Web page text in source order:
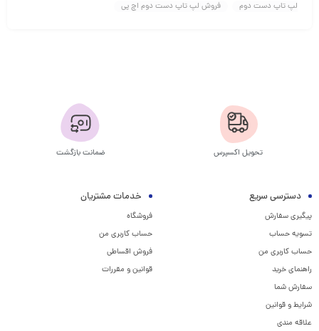
لپ تاپ دست دوم
فروش لپ تاپ دست دوم اچ پی
تحویل اکسپرس ضمانت بازگشت
دسترسی سریع
پیگیری سفارش
تسویه حساب
حساب کاربری من
راهنمای خرید
سفارش شما
شرایط و قوانین
علاقه مندی
خدمات مشتریان
فروشگاه
حساب کاربری من
فروش اقساطی
قوانین و مقررات